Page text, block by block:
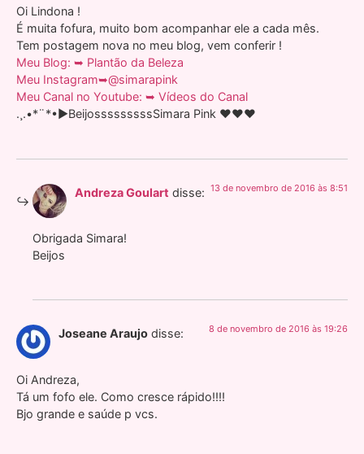
Oi Lindona !
É muita fofura, muito bom acompanhar ele a cada mês.
Tem postagem nova no meu blog, vem conferir !
Meu Blog: ➥ Plantão da Beleza
Meu Instagram➥@simarapink
Meu Canal no Youtube: ➥ Vídeos do Canal
.¸.•*¨*•►BeijosssssssssSimara Pink ♥♥♥
Andreza Goulart disse: 13 de novembro de 2016 às 8:51
Obrigada Simara!
Beijos
Joseane Araujo disse: 8 de novembro de 2016 às 19:26
Oi Andreza,
Tá um fofo ele. Como cresce rápido!!!!
Bjo grande e saúde p vcs.